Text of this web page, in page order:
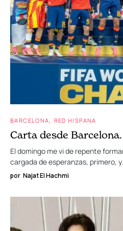
BARCELONA RED HISPANA
Carta desde
El domingo me vi de repente
cargada de esperanzas, primero,
por Najat El Hachmi